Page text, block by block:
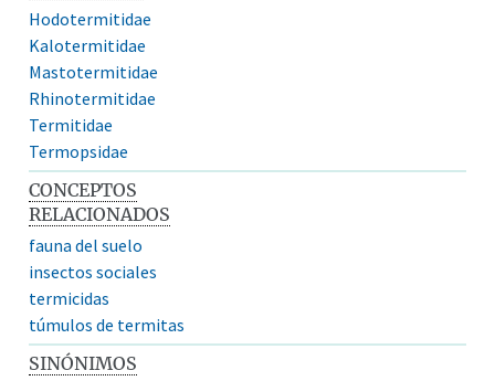
Hodotermitidae
Kalotermitidae
Mastotermitidae
Rhinotermitidae
Termitidae
Termopsidae
CONCEPTOS
RELACIONADOS
fauna del suelo
insectos sociales
termicidas
túmulos de termitas
SINÓNIMOS